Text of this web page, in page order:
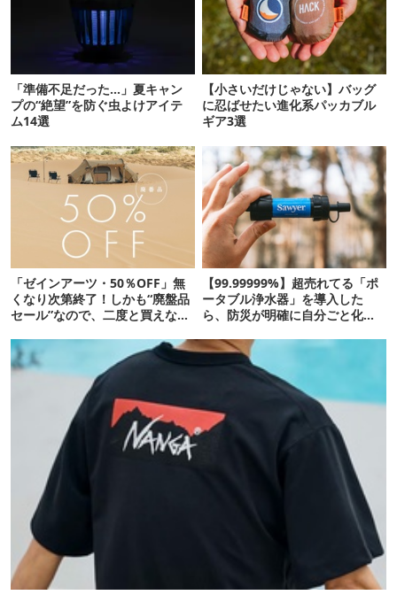
「準備不足だった…」夏キャン
プの“絶望”を防ぐ虫よけアイテ
ム14選
【小さいだけじゃない】バッグ
に忍ばせたい進化系パッカブル
ギア3選
「ゼインアーツ・50％OFF」無
くなり次第終了！しかも“廃盤品
セール”なので、二度と買えない
【99.99999%】超売れてる「ポ
ータブル浄水器」を導入した
ら、防災が明確に自分ごと化し